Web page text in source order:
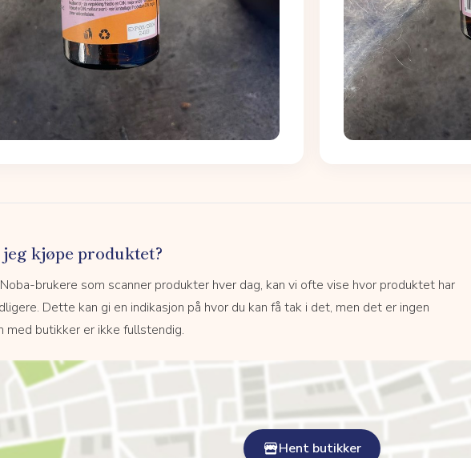
kjøpe produktet?
brukere som scanner produkter hver dag, kan vi ofte vise hvor produktet har
Dette kan gi en indikasjon på hvor du kan få tak i det, men det er ingen
med butikker er ikke fullstendig.
Hent butikker